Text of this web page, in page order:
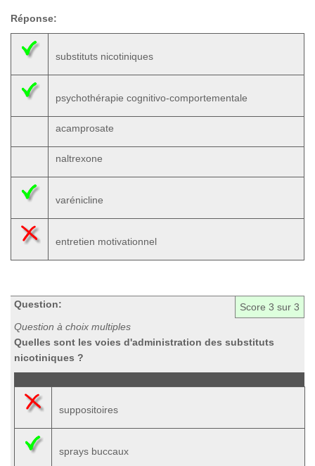
Réponse:
substituts nicotiniques
psychothérapie cognitivo-comportementale
acamprosate
naltrexone
varénicline
entretien motivationnel
Score 3 sur 3
Question:
Question à choix multiples
Quelles sont les voies d'administration des substituts
nicotiniques ?
suppositoires
sprays buccaux